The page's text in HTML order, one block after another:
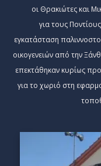
οι Θρακιώτες και
για τους
εγκατάσταση
οικογενειών από την
επεκτάθηκαν κυρίως
για το χωριό στη